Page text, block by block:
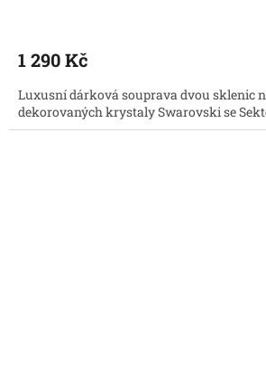
je
z
5
hvězdiček.
1 290 Kč
Luxusní dárková souprava dvou sklenic
dekorovaných krystaly Swarovski se